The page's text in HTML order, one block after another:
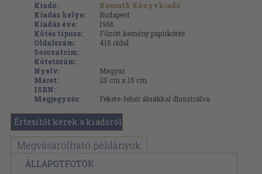
Kiadó:
Kossuth Könyvkiadó
Kiadás helye:
Budapest
Kiadás éve:
1966
Kötés típusa:
Fűzött kemény papírkötés
Oldalszám:
415 oldal
Sorozatcím:
Kötetszám:
Nyelv:
Magyar
Méret:
20 cm x 15 cm
ISBN:
Megjegyzés:
Fekete-fehér ábrákkal illusztrálva.
Értesítőt kérek a kiadóról
Megvásárolható példányok
ÁLLAPOTFOTÓK